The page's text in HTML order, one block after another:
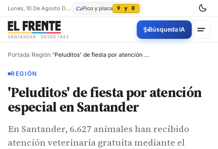
Lunes, 10 De Agosto De 2026 Pico y placa 9 y 0
SANTANDER · DESDE 1942
✨Búsqueda IA
Portada/Región/ 'Peluditos' de fiesta por atención especial en Santander
REGIÓN
'Peluditos' de fiesta por atención
especial en Santander
En Santander, 6.627 animales han recibido
atención veterinaria gratuita mediante el